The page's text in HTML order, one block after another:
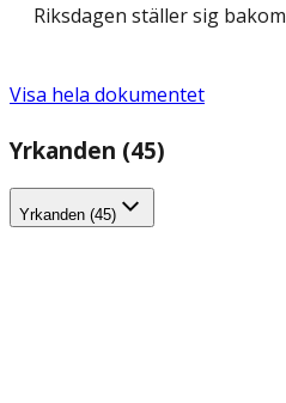
Riksdagen ställer sig bakom
Visa hela dokumentet
Yrkanden (45)
Yrkanden (45)